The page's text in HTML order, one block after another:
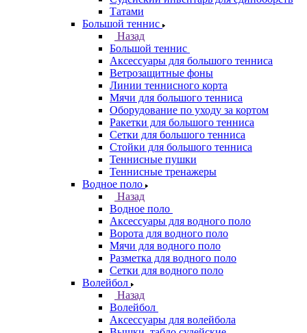
Татами
Большой теннис
Назад
Большой теннис
Аксессуары для большого тенниса
Ветрозащитные фоны
Линии теннисного корта
Мячи для большого тенниса
Оборудование по уходу за кортом
Ракетки для большого тенниса
Сетки для большого тенниса
Стойки для большого тенниса
Теннисные пушки
Теннисные тренажеры
Водное поло
Назад
Водное поло
Аксессуары для водного поло
Ворота для водного поло
Мячи для водного поло
Разметка для водного поло
Сетки для водного поло
Волейбол
Назад
Волейбол
Аксессуары для волейбола